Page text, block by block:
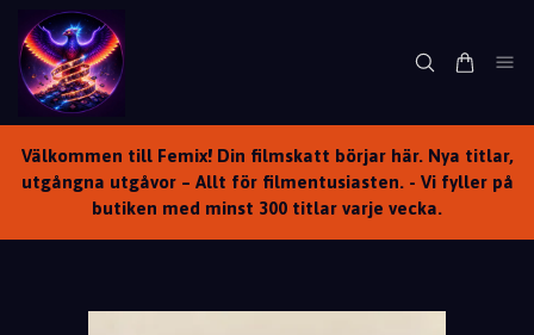
Välkommen till Femix! Din filmskatt börjar här. Nya titlar,
utgångna utgåvor – Allt för filmentusiasten. - Vi fyller på
butiken med minst 300 titlar varje vecka.